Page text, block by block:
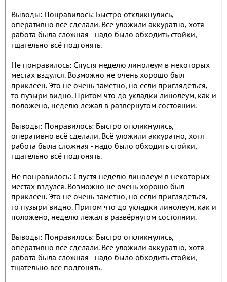
Выводы: Понравилось: Быстро откликнулись,
оперативно всё сделали. Всё уложили аккуратно, хотя
работа была сложная - надо было обходить стойки,
тщательно всё подгонять.
Не понравилось: Спустя неделю линолеум в некоторых
местах вздулся. Возможно не очень хорошо был
приклеен. Это не очень заметно, но если приглядеться,
то пузыри видно. Притом что до укладки линолеум, как и
положено, неделю лежал в развёрнутом состоянии.
Выводы: Понравилось: Быстро откликнулись,
оперативно всё сделали. Всё уложили аккуратно, хотя
работа была сложная - надо было обходить стойки,
тщательно всё подгонять.
Не понравилось: Спустя неделю линолеум в некоторых
местах вздулся. Возможно не очень хорошо был
приклеен. Это не очень заметно, но если приглядеться,
то пузыри видно. Притом что до укладки линолеум, как и
положено, неделю лежал в развёрнутом состоянии.
Выводы: Понравилось: Быстро откликнулись,
оперативно всё сделали. Всё уложили аккуратно, хотя
работа была сложная - надо было обходить стойки,
тщательно всё подгонять.